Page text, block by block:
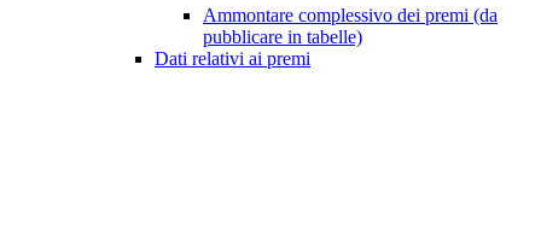
Ammontare complessivo dei premi (da
pubblicare in tabelle)
Dati relativi ai premi